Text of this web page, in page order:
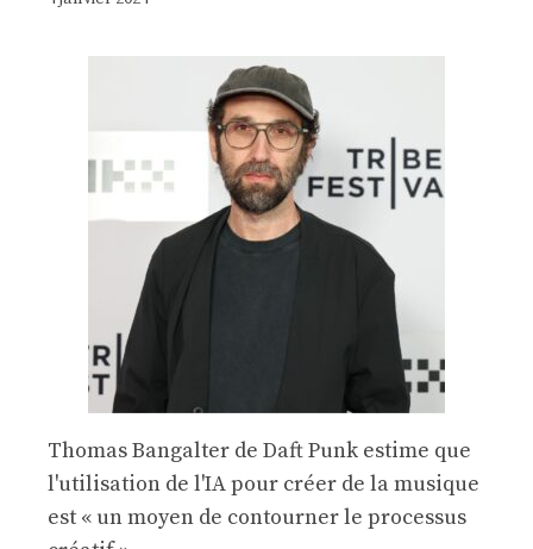
Thomas Bangalter de Daft Punk estime que
l'utilisation de l'IA pour créer de la musique
est « un moyen de contourner le processus